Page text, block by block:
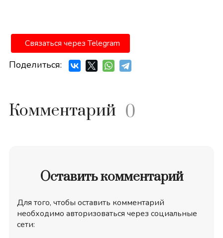
Связаться через Telegram
Поделиться:
Комментарий 0
Оставить комментарий
Для того, чтобы оставить комментарий
необходимо авторизоваться через социальные
сети: